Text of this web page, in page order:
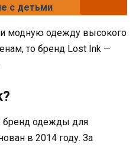
с детьми
модную одежду высокого
то бренд Lost Ink —
бренд одежды для
в 2014 году. За